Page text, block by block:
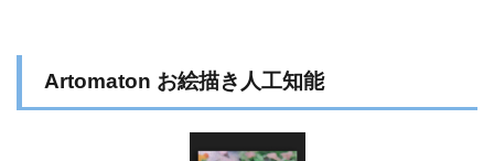
Artomaton お絵描き人工知能